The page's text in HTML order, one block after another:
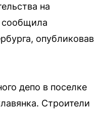
на
опубликовав
депо в поселке
Строители